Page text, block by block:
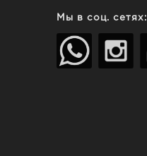
Мы в соц. сетях: